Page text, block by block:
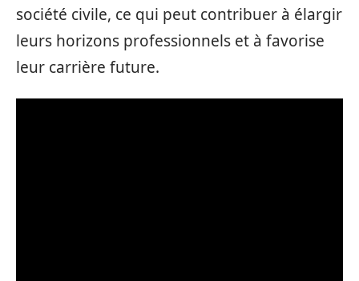
société civile, ce qui peut contribuer à élargir
leurs horizons professionnels et à favorise
leur carrière future.